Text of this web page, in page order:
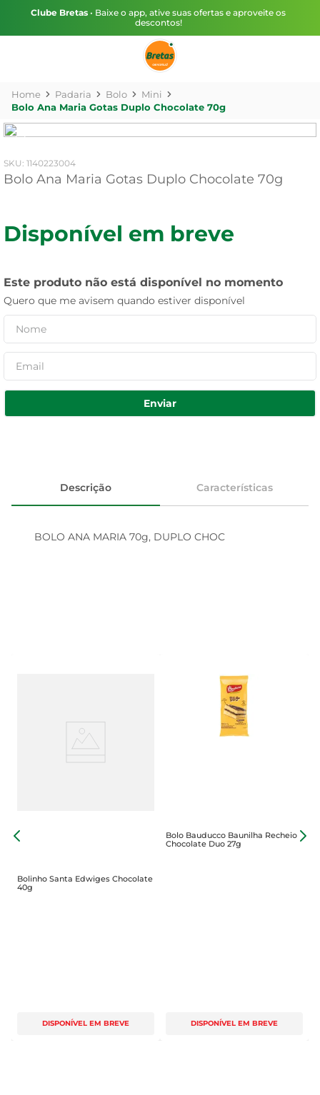
Clube Bretas • Baixe o app, ative suas ofertas e aproveite os
descontos!
Padaria Bolo
Mini
Bolo Ana Maria Gotas Duplo Chocolate 70g
: 1140223004
Bolo Ana Maria Gotas Duplo Chocolate 70g
Disponível em breve
Este produto não está disponível no momento
Quero que me avisem quando estiver disponível
Enviar
Descrição Características
BOLO ANA MARIA 70g, DUPLO CHOC
Bolinho Santa Edwiges Chocolate
40g
DISPONÍVEL EM BREVE
Bolo Bauducco Baunilha Recheio
Chocolate Duo 27g
DISPONÍVEL EM BREVE